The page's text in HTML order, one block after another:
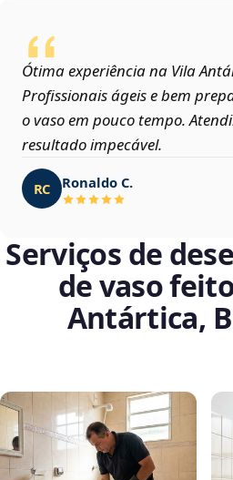
Ótima experiência na Vila
Profissionais ágeis e bem
o vaso em pouco tempo.
resultado impecável.
RC Ronaldo C.
Serviços de
de vaso
Antártica,